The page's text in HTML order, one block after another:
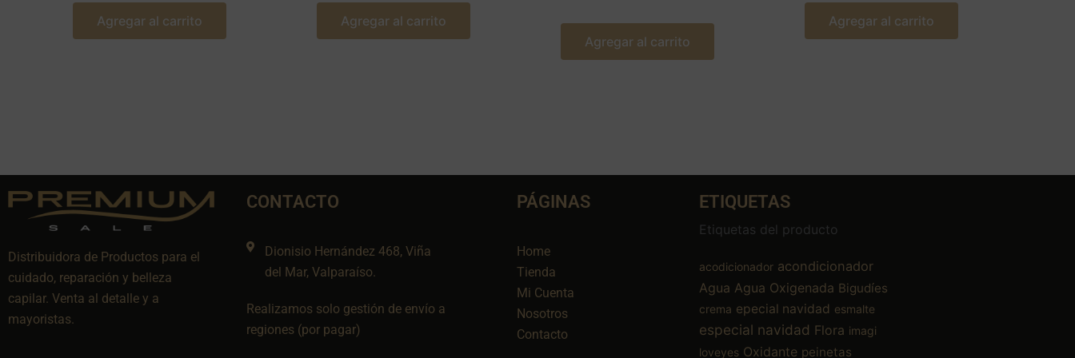
Agregar al carrito Agregar al carrito
Agregar al carrito
Agregar al carrito
Distribuidora de Productos para el
cuidado, reparación y belleza
capilar. Venta al detalle y a
mayoristas.
CONTACTO
Dionisio Hernández 468, Viña
del Mar, Valparaíso.
Realizamos solo gestión de envío a
regiones (por pagar)
PÁGINAS
Home
Tienda
Mi Cuenta
Nosotros
Contacto
ETIQUETAS
Etiquetas del producto
acodicionador acondicionador
Agua Agua Oxigenada Bigudíes
crema epecial navidad esmalte
especial navidad Flora imagi
loveyes Oxidante peinetas